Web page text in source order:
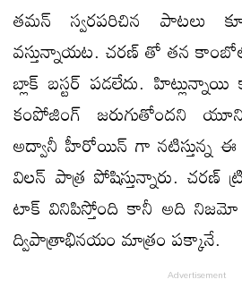
తమన్ స్వరపరిచిన పాటలు
వస్తున్నాయట. చరణ్ తో తన
బ్లాక్ బస్టర్ పడలేదు.
కంపోజింగ్ జరుగుతోందని
అద్వానీ హీరోయిన్ గా నటిస్తున్న
విలన్ పాత్ర పోషిస్తున్నారు. చరణ్
టాక్ వినిపిస్తోంది కానీ అది
ద్విపాత్రాభినయం మాత్రం పక్కానే.